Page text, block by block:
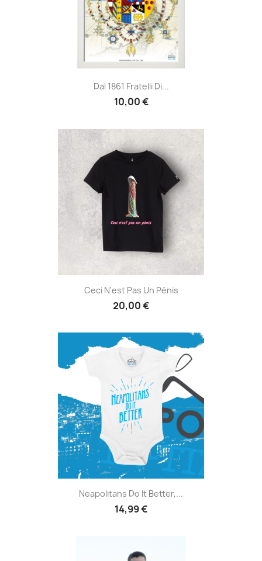
Dal 1861 Fratelli Di...
10,00 €
Ceci N'est Pas Un Pénis
20,00 €
Neapolitans Do It Better,...
14,99 €